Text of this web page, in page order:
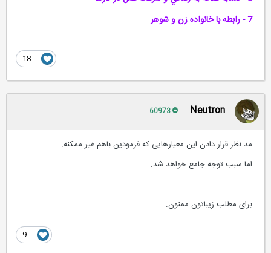
Neutron
مد نظر قرار دادن این معیارهایی که فرمودین باهم غیر ممکنه.
اما سبب توجه جامع خواهد شد.
برای مطلب زیباتون ممنون.